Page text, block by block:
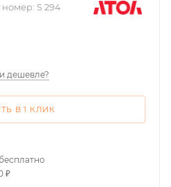
номер: S 294
дешевле?
В 1 КЛИК
₽